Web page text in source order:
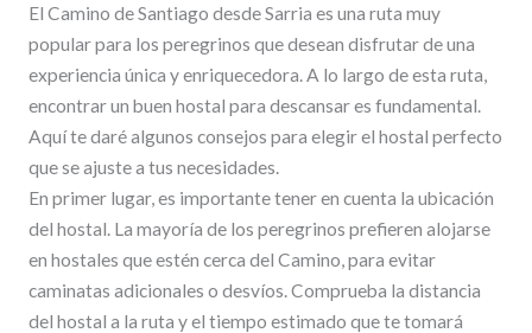
El Camino de Santiago desde Sarria es una ruta muy
popular para los peregrinos que desean disfrutar de una
experiencia única y enriquecedora. A lo largo de esta ruta,
encontrar un buen hostal para descansar es fundamental.
Aquí te daré algunos consejos para elegir el hostal perfecto
que se ajuste a tus necesidades.
En primer lugar, es importante tener en cuenta la ubicación
del hostal. La mayoría de los peregrinos prefieren alojarse
en hostales que estén cerca del Camino, para evitar
caminatas adicionales o desvíos. Comprueba la distancia
del hostal a la ruta y el tiempo estimado que te tomará